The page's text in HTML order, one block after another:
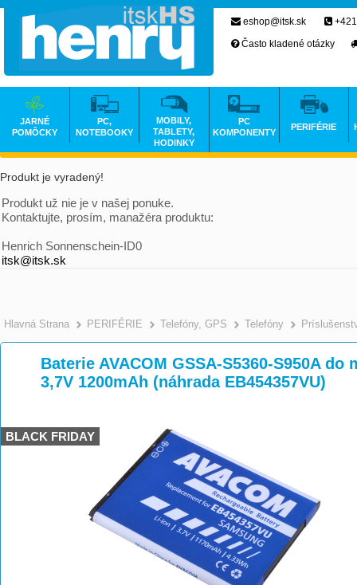
Produkt je vyradený!
Produkt už nie je v našej ponuke.
Kontaktujte, prosím, manažéra produktu:
Henrich Sonnenschein-ID0
itsk@itsk.sk
Hlavná Strana >
PERIFÉRIE >
Telefóny, GPS >
Telefóny
Baterie AVACOM GSSA-S5360-S950A
3,7V 1200mAh (náhrada EB454357VU)
BLACK FRIDAY
eshop@itsk.sk
Často kladené otázky
JARNÉ
POMÔCKY
PC,
NOTEBOOKY
MOBILY,
TABLETY,
HODINKY
PC
KOMPONENTY
PERIFÉRIE